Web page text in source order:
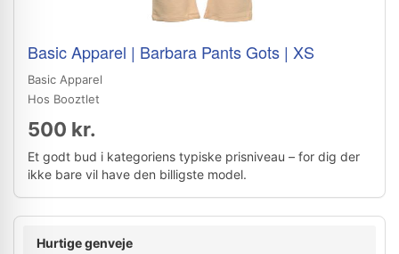
Basic Apparel | Barbara Pants Gots | XS
Basic Apparel
Hos Booztlet
500 kr.
Et godt bud i kategoriens typiske prisniveau – for dig der
ikke bare vil have den billigste model.
Hurtige genveje